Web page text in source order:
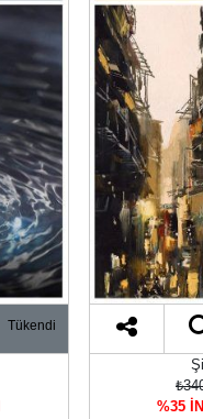
Tükendi
%35